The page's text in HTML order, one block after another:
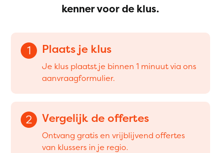
kenner voor de klus.
1 Plaats je klus
Je klus plaatst je binnen 1 minuut via ons
aanvraagformulier.
2 Vergelijk de offertes
Ontvang gratis en vrijblijvend offertes
van klussers in je regio.